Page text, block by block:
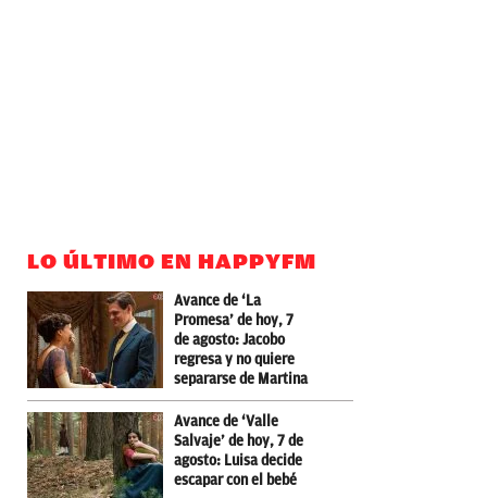
LO ÚLTIMO EN HAPPYFM
Avance de ‘La
Promesa’ de hoy, 7
de agosto: Jacobo
regresa y no quiere
separarse de Martina
Avance de ‘Valle
Salvaje’ de hoy, 7 de
agosto: Luisa decide
escapar con el bebé